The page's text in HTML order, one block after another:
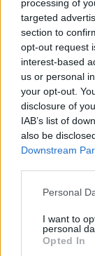
processing of
targeted
section to
opt-out request
interest-based
us or personal
your opt-out.
disclosure of
IAB’s list of
also be
Downstream
Please note
not limited to
grant or deny
use your data
Personal
I want to
personal
Opted In
Meccs
Paris
Felkészülési
Nya Ullevi,
Leeds Unitedvs